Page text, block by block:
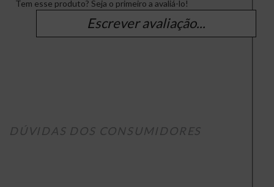
Tem esse produto? Seja o primeiro a avaliá-lo!
Escrever avaliação...
DÚVIDAS DOS CONSUMIDORES